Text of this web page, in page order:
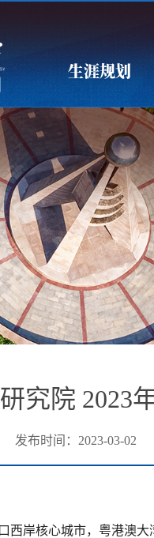
生涯规划
究院 2023
发布时间：2023-03-02
岸核心城市，粤港澳